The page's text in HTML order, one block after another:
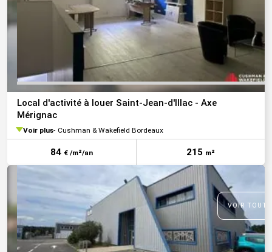
Local d'activité à louer Saint-Jean-d'Illac - Axe
Mérignac
Voir plus Cushman & Wakefield Bordeaux
84 € /m²/an 215 m²
VOIR